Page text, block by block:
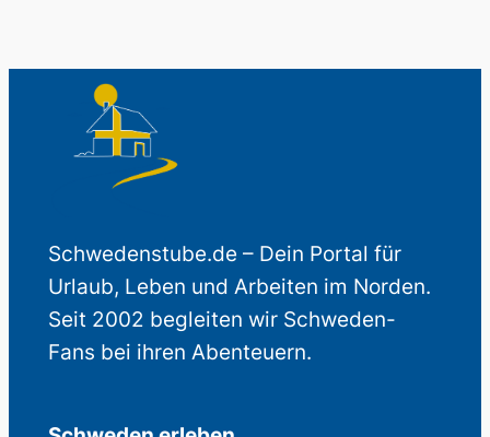
Schwedenstube.de – Dein Portal für
Urlaub, Leben und Arbeiten im Norden.
Seit 2002 begleiten wir Schweden-
Fans bei ihren Abenteuern.